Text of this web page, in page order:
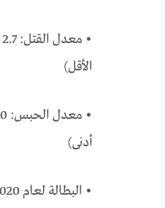
الأقل)
أدنى)
• البطالة لعام 2020: 2.4٪ (الأدنى)